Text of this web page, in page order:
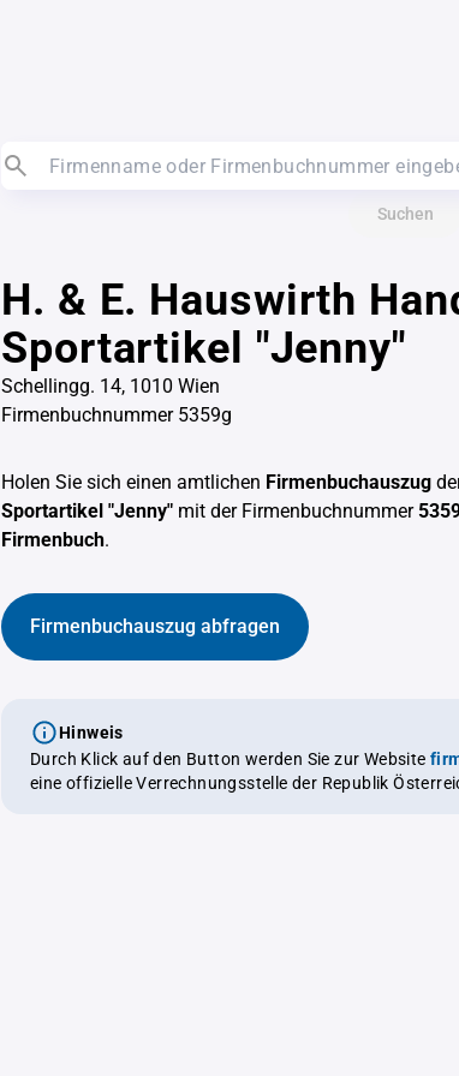
Suchen
H. & E. Hauswirth
Sportartikel "Jenny"
Schellingg. 14, 1010 Wien
Firmenbuchnummer 5359g
Holen Sie sich einen amtlichen Firmenbuchauszug
Sportartikel "Jenny" mit der Firmenbuchnummer
Firmenbuch.
Firmenbuchauszug abfragen
Hinweis
Durch Klick auf den Button werden Sie zur Website
eine offizielle Verrechnungsstelle der Republik